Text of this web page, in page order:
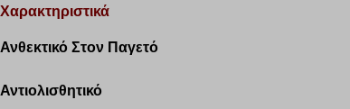
Χαρακτηριστικά
Ανθεκτικό Στον Παγετό
Αντιολισθητικό